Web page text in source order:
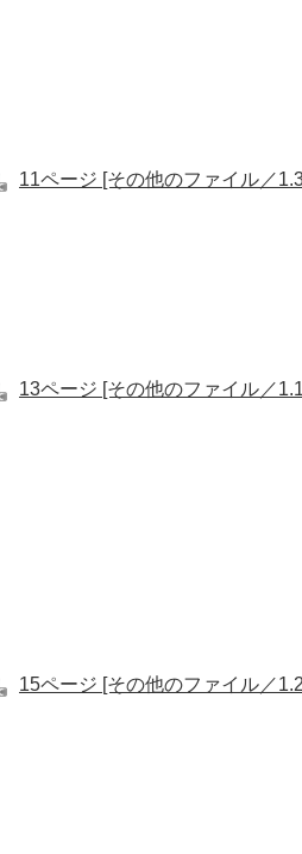
11ページ [その他のファイル／
13ページ [その他のファイル／
15ページ [その他のファイル／